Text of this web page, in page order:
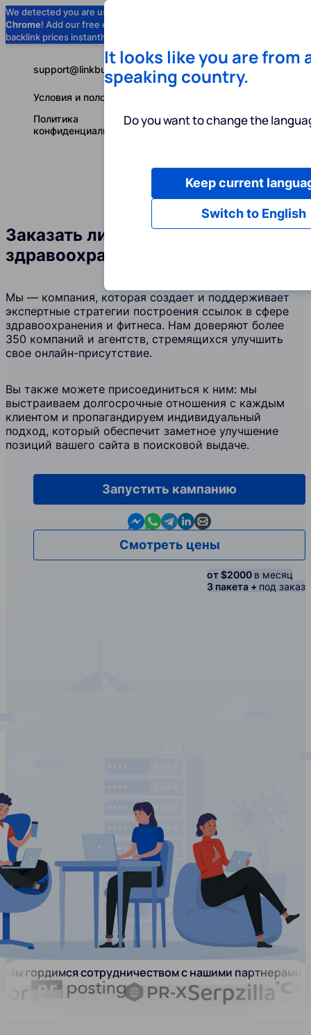
We detected you are using
Chrome! Add our free extension to check
backlink prices instantly as you browse.
Услуги
Русский
support@linkbuilder.com
Условия и положения
Политика
конфиденциальности
Заказать линкбилдинг в сфере
здравоохранения и фитнеса
Мы — компания, которая создает и поддерживает
экспертные стратегии построения ссылок в сфере
здравоохранения и фитнеса. Нам доверяют более
350 компаний и агентств, стремящихся улучшить
свое онлайн-присутствие.
Вы также можете присоединиться к ним: мы
выстраиваем долгосрочные отношения с каждым
клиентом и пропагандируем индивидуальный
подход, который обеспечит заметное улучшение
позиций вашего сайта в поисковой выдаче.
Запустить кампанию
Contact us in Messenger
Contact us in WhatsApp
Contact us in Telegram
Contact us in Linkedin
Contact us by email
Смотреть цены
от $2000 в месяц
3 пакета + под заказ
Мы гордимся сотрудничеством с нашими партнерами:
It looks like you are from
speaking country.
Do you want to change the
Switch to English
Keep current